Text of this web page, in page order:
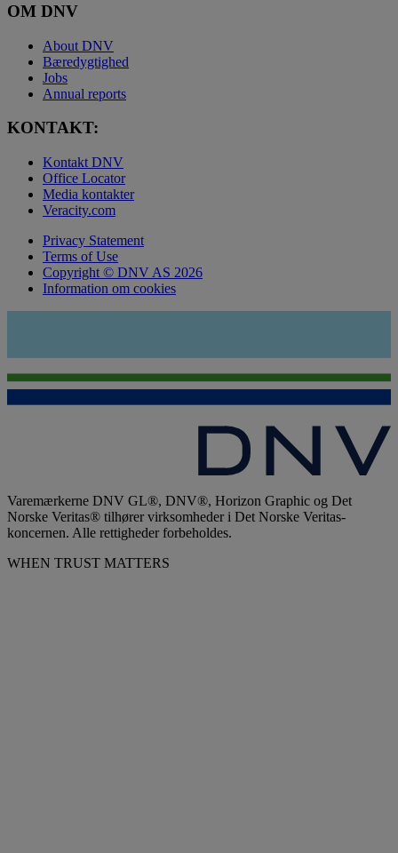
OM DNV
About DNV
Bæredygtighed
Jobs
Annual reports
KONTAKT:
Kontakt DNV
Office Locator
Media kontakter
Veracity.com
Privacy Statement
Terms of Use
Copyright © DNV AS 2026
Information om cookies
Varemærkerne DNV GL®, DNV®, Horizon Graphic og Det
Norske Veritas® tilhører virksomheder i Det Norske Veritas-
koncernen. Alle rettigheder forbeholdes.
WHEN TRUST MATTERS